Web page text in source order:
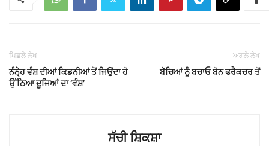
ਪਿਛਲੇ ਲੇਖ
ਨੰਨੇ੍ਹ ਵੰਸ਼ ਦੀਆਂ ਕਿਡਨੀਆਂ ਤੋਂ ਜਿਉਂਦਾ ਹੋ
ਉੱਠਿਆ ਦੂਜਿਆਂ ਦਾ ‘ਵੰਸ਼’
ਅਗਲੇ ਲੇਖ
ਬੱਚਿਆਂ ਨੂੰ ਬਚਾਓ ਬੋਨ ਫਰੈਕਚਰ ਤੋਂ
ਸੱਚੀ ਸ਼ਿਕਸ਼ਾ